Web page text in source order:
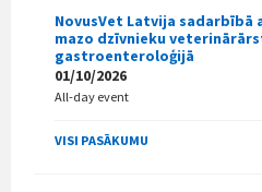
NovusVet Latvija sadarbībā
mazo dzīvnieku
gastroenteroloģijā
01/10/2026
All-day event
VISI PASĀKUMU